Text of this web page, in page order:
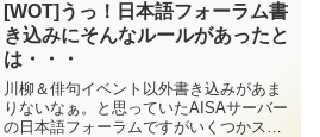
[WOT]うっ！日本語フォーラム書
き込みにそんなルールがあったと
は・・・
川柳＆俳句イベント以外書き込みがあま
りないなぁ。と思っていたAISAサーバー
の日本語フォーラムですがいくつかスレ